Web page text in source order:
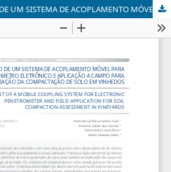
DESENVOLVIMENTO DE UM SISTEMA DE ACOPLAMENTO MÓVEL PARA PENETRÔMETRO ELETRÔNICO E APLICAÇÃO A CAMPO PARA A AVALIAÇÃO DA COMPACTAÇÃO DE SOLO EM VINHEDOS